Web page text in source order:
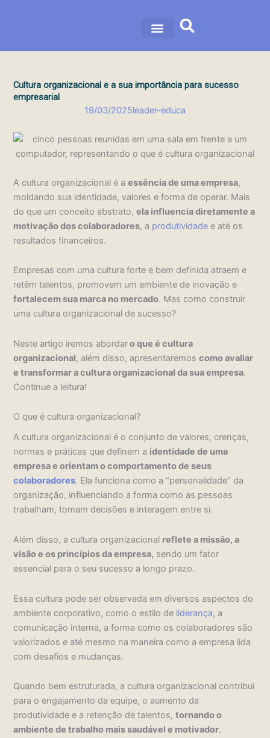
conteúdo
Cultura organizacional e a sua importância para sucesso
empresarial
19/03/2025leader-educa
A cultura organizacional é aessência de uma empresa,
moldando sua identidade, valores e forma de operar. Mais
do que um conceito abstrato,ela influencia diretamente a
motivação dos colaboradores, a produtividade e até os
resultados financeiros.
Empresas com uma cultura forte e bem definida atraem e
retêm talentos, promovem um ambiente de inovação e
fortalecem sua marca no mercado. Mas como construir
uma cultura organizacional de sucesso?
Neste artigo iremos abordaro que é cultura
organizacional, além disso, apresentaremoscomo avaliar
e transformar a cultura organizacional da sua empresa.
Continue a leitura!
O que é cultura organizacional?
A cultura organizacional é o conjunto de valores, crenças,
normas e práticas que definem a identidade de uma
empresa e orientam o comportamento de seus
colaboradores. Ela funciona como a “personalidade” da
organização, influenciando a forma como as pessoas
trabalham, tomam decisões e interagem entre si.
Além disso, a cultura organizacional reflete a missão, a
visão e os princípios da empresa, sendo um fator
essencial para o seu sucesso a longo prazo.
Essa cultura pode ser observada em diversos aspectos do
ambiente corporativo, como o estilo de liderança, a
comunicação interna, a forma como os colaboradores são
valorizados e até mesmo na maneira como a empresa lida
com desafios e mudanças.
Quando bem estruturada, a cultura organizacional contribui
para o engajamento da equipe, o aumento da
produtividade e a retenção de talentos,tornando o
ambiente de trabalho mais saudável e motivador.